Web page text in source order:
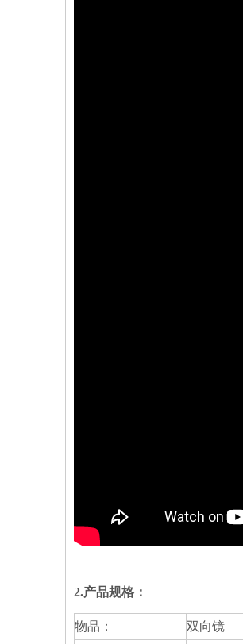
2.产品规格：
物品：
双向镜